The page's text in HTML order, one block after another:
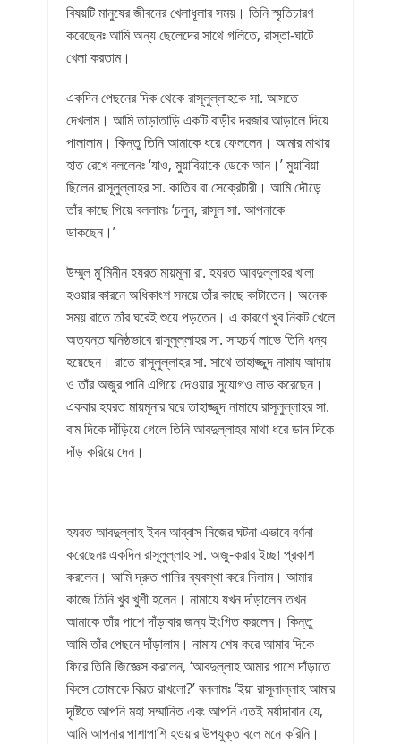
বিষয়টি মানুষের জীবনের খেলাধূলার সময়। তিনি স্মৃতিচারণ
করেছেনঃ আমি অন্য ছেলেদের সাথে গলিতে, রাস্তা-ঘাটে
খেলা করতাম।
একদিন পেছনের দিক থেকে রাসূলুল্লাহকে সা. আসতে
দেখলাম। আমি তাড়াতাড়ি একটি বাড়ীর দরজার আড়ালে দিয়ে
পালালাম। কিন্তু তিনি আমাকে ধরে ফেললেন। আমার মাথায়
হাত রেখে বললেনঃ ‘যাও, মুয়াবিয়াকে ডেকে আন।’ মুয়াবিয়া
ছিলেন রাসূলুল্লাহর সা. কাতিব বা সেক্রেটারী। আমি দৌড়ে
তাঁর কাছে গিয়ে বললামঃ ‘চলুন, রাসূল সা. আপনাকে
ডাকছেন।’
উম্মুল মু’মিনীন হযরত মায়মূনা রা. হযরত আবদুল্লাহর খালা
হওয়ার কারনে অধিকাংশ সময়ে তাঁর কাছে কাটাতেন। অনেক
সময় রাতে তাঁর ঘরেই শুয়ে পড়তেন। এ কারণে খুব নিকট খেলে
অত্যন্ত ঘনিষ্ঠভাবে রাসূলুল্লাহর সা. সাহচর্য লাভে তিনি ধন্য
হয়েছেন। রাতে রাসূলুল্লাহর সা. সাথে তাহাজ্জুদ নামায আদায়
ও তাঁর অজুর পানি এগিয়ে দেওয়ার সুযোগও লাভ করেছেন।
একবার হযরত মায়মূনার ঘরে তাহাজ্জুদ নামাযে রাসূলুল্লাহর সা.
বাম দিকে দাঁড়িয়ে গেলে তিনি আবদুল্লাহর মাথা ধরে ডান দিকে
দাঁড় করিয়ে দেন।
হযরত আবদুল্লাহ ইবন আব্বাস নিজের ঘটনা এভাবে বর্ণনা
করেছেনঃ একদিন রাসূলুল্লাহ সা. অজু-করার ইচ্ছা প্রকাশ
করলেন। আমি দ্রুত পানির ব্যবস্থা করে দিলাম। আমার
কাজে তিনি খুব খুশী হলেন। নামাযে যখন দাঁড়ালেন তখন
আমাকে তাঁর পাশে দাঁড়াবার জন্য ইংগিত করলেন। কিন্তু
আমি তাঁর পেছনে দাঁড়ালাম। নামায শেষ করে আমার দিকে
ফিরে তিনি জিজ্ঞেস করলেন, ‘আবদুল্লাহ আমার পাশে দাঁড়াতে
কিসে তোমাকে বিরত রাখলো?’ বললামঃ ‘ইয়া রাসূলাল্লাহ আমার
দৃষ্টিতে আপনি মহা সম্মানিত এবং আপনি এতই মর্যাদাবান যে,
আমি আপনার পাশাপাশি হওয়ার উপযুক্ত বলে মনে করিনি।